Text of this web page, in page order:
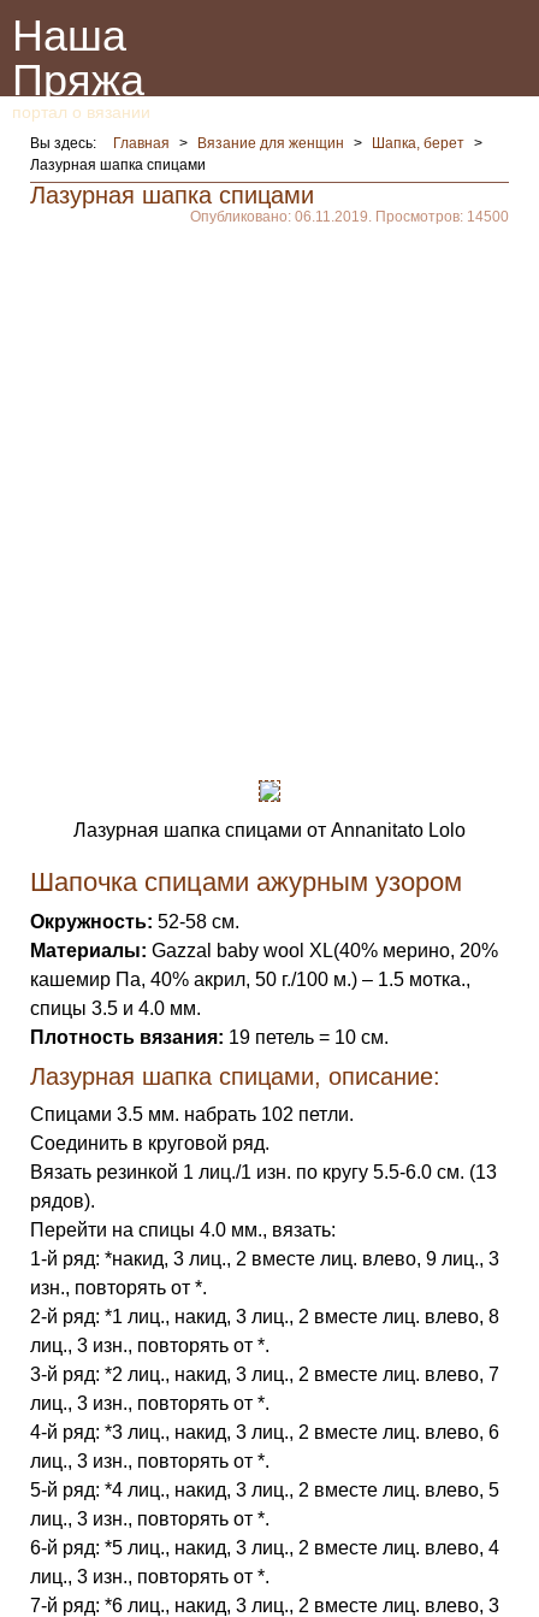
Наша
Пряжа
портал о вязании
Вы здесь: Главная > Вязание для женщин > Шапка, берет >
Лазурная шапка спицами
Лазурная шапка спицами
Опубликовано: 06.11.2019. Просмотров: 14500
Лазурная шапка спицами от Annanitato Lolo
Шапочка спицами ажурным узором
Окружность: 52-58 см.
Материалы: Gazzal baby wool XL(40% мерино, 20%
кашемир Па, 40% акрил, 50 г./100 м.) – 1.5 мотка.,
спицы 3.5 и 4.0 мм.
Плотность вязания: 19 петель = 10 см.
Лазурная шапка спицами, описание:
Спицами 3.5 мм. набрать 102 петли.
Соединить в круговой ряд.
Вязать резинкой 1 лиц./1 изн. по кругу 5.5-6.0 см. (13
рядов).
Перейти на спицы 4.0 мм., вязать:
1-й ряд: *накид, 3 лиц., 2 вместе лиц. влево, 9 лиц., 3
изн., повторять от *.
2-й ряд: *1 лиц., накид, 3 лиц., 2 вместе лиц. влево, 8
лиц., 3 изн., повторять от *.
3-й ряд: *2 лиц., накид, 3 лиц., 2 вместе лиц. влево, 7
лиц., 3 изн., повторять от *.
4-й ряд: *3 лиц., накид, 3 лиц., 2 вместе лиц. влево, 6
лиц., 3 изн., повторять от *.
5-й ряд: *4 лиц., накид, 3 лиц., 2 вместе лиц. влево, 5
лиц., 3 изн., повторять от *.
6-й ряд: *5 лиц., накид, 3 лиц., 2 вместе лиц. влево, 4
лиц., 3 изн., повторять от *.
7-й ряд: *6 лиц., накид, 3 лиц., 2 вместе лиц. влево, 3